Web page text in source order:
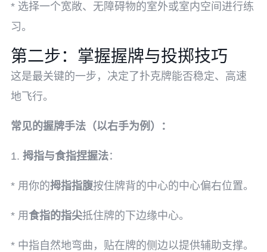
* 选择一个宽敞、无障碍物的室外或室内空间进行练
习。
第二步：掌握握牌与投掷技巧
这是最关键的一步，决定了扑克牌能否稳定、高速
地飞行。
常见的握牌手法（以右手为例）：
1. 拇指与食指捏握法：
* 用你的拇指指腹按住牌背的中心的中心偏右位置。
* 用食指的指尖抵住牌的下边缘中心。
* 中指自然地弯曲，贴在牌的侧边以提供辅助支撑。